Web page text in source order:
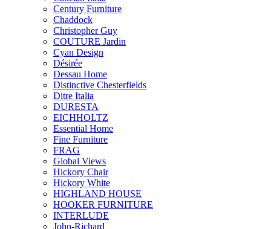
Century Furniture
Chaddock
Christopher Guy
COUTURE Jardin
Cyan Design
Désirée
Dessau Home
Distinctive Chesterfields
Ditre Italia
DURESTA
EICHHOLTZ
Essential Home
Fine Furniture
FRAG
Global Views
Hickory Chair
Hickory White
HIGHLAND HOUSE
HOOKER FURNITURE
INTERLUDE
John-Richard